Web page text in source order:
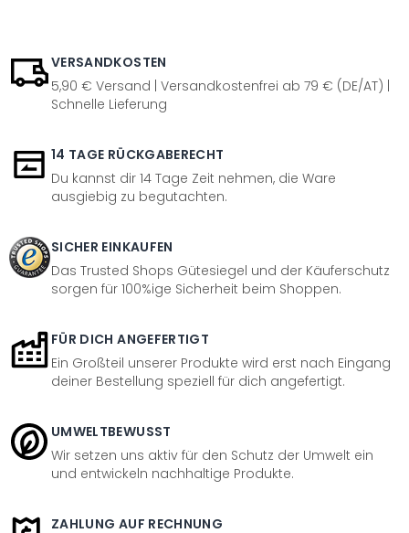
VERSANDKOSTEN
5,90 € Versand | Versandkostenfrei ab 79 € (DE/AT) |
Schnelle Lieferung
14 TAGE RÜCKGABERECHT
Du kannst dir 14 Tage Zeit nehmen, die Ware
ausgiebig zu begutachten.
SICHER EINKAUFEN
Das Trusted Shops Gütesiegel und der Käuferschutz
sorgen für 100%ige Sicherheit beim Shoppen.
FÜR DICH ANGEFERTIGT
Ein Großteil unserer Produkte wird erst nach Eingang
deiner Bestellung speziell für dich angefertigt.
UMWELTBEWUSST
Wir setzen uns aktiv für den Schutz der Umwelt ein
und entwickeln nachhaltige Produkte.
ZAHLUNG AUF RECHNUNG